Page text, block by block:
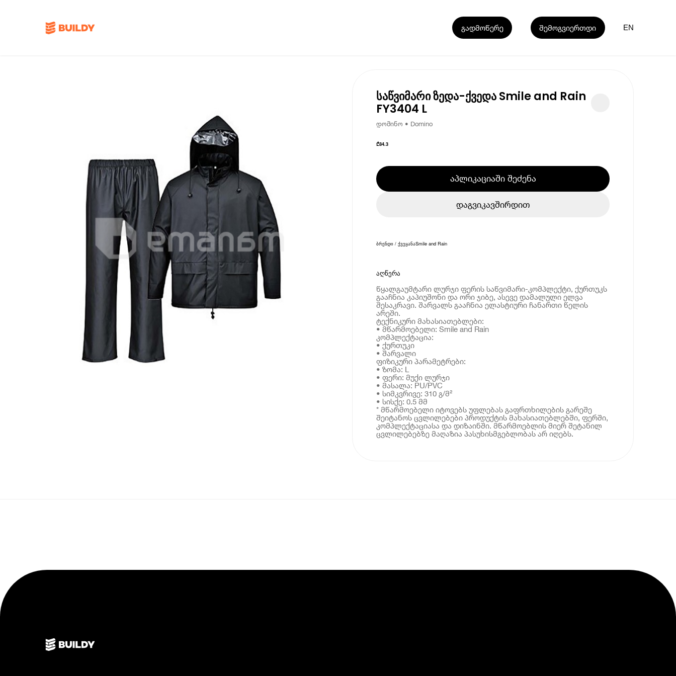
გადმოწერე შემოგვიერთდი EN
საწვიმარი ზედა-ქვედა Smile and Rain
FY3404 L
დომინო • Domino
₾84.3
აპლიკაციაში შეძენა
დაგვიკავშირდით
ბრენდი / ქვეყანაSmile and Rain
აღწერა
წყალგაუმტარი ლურჯი ფერის საწვიმარი-კომპლექტი, ქურთუკს
გააჩნია კაპიუშონი და ორი ჯიბე, ასევე დამალული ელვა
შესაკრავი. შარვალს გააჩნია ელასტიური ჩანართი წელის
არეში.
ტექნიკური მახასიათებლები:
• მწარმოებელი: Smile and Rain
კომპლექტაცია:
• ქურთუკი
• შარვალი
ფიზიკური პარამეტრები:
• ზომა: L
• ფერი: მუქი ლურჯი
• მასალა: PU/PVC
• სიმკვრივე: 310 გ/მ²
• სისქე: 0.5 მმ
* მწარმოებელი იტოვებს უფლებას გაფრთხილების გარეშე
შეიტანოს ცვლილებები პროდუქტის მახასიათებლებში, ფერში,
კომპლექტაციასა და დიზაინში. მწარმოებლის მიერ შეტანილ
ცვლილებებზე მაღაზია პასუხისმგებლობას არ იღებს.